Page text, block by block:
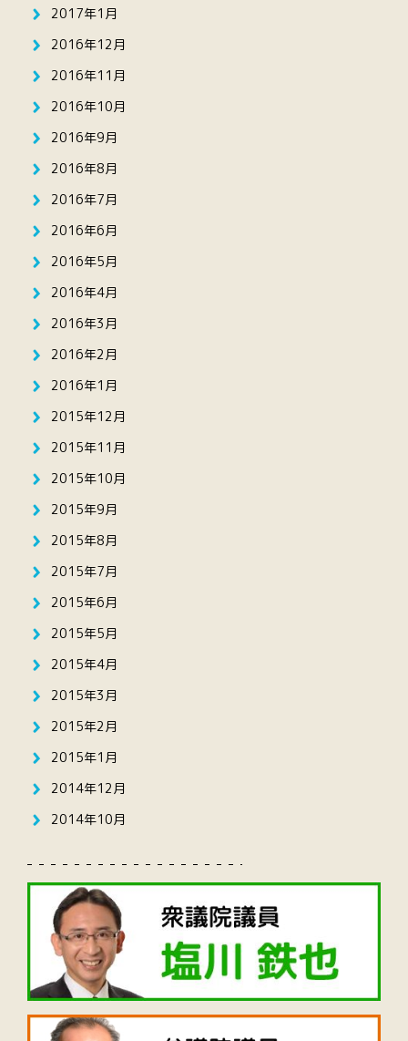
2017年1月
2016年12月
2016年11月
2016年10月
2016年9月
2016年8月
2016年7月
2016年6月
2016年5月
2016年4月
2016年3月
2016年2月
2016年1月
2015年12月
2015年11月
2015年10月
2015年9月
2015年8月
2015年7月
2015年6月
2015年5月
2015年4月
2015年3月
2015年2月
2015年1月
2014年12月
2014年10月